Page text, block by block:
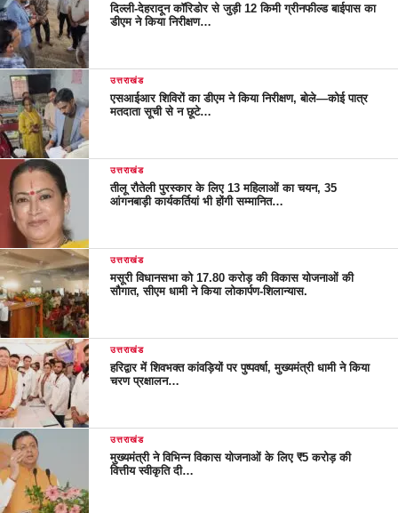
दिल्ली-देहरादून कॉरिडोर से जुड़ी 12 किमी ग्रीनफील्ड बाईपास का
डीएम ने किया निरीक्षण…
उत्तराखंड
एसआईआर शिविरों का डीएम ने किया निरीक्षण, बोले—कोई पात्र
मतदाता सूची से न छूटे…
उत्तराखंड
तीलू रौतेली पुरस्कार के लिए 13 महिलाओं का चयन, 35
आंगनबाड़ी कार्यकर्तियां भी होंगी सम्मानित…
उत्तराखंड
मसूरी विधानसभा को 17.80 करोड़ की विकास योजनाओं की
सौगात, सीएम धामी ने किया लोकार्पण-शिलान्यास.
उत्तराखंड
हरिद्वार में शिवभक्त कांवड़ियों पर पुष्पवर्षा, मुख्यमंत्री धामी ने किया
चरण प्रक्षालन…
उत्तराखंड
मुख्यमंत्री ने विभिन्न विकास योजनाओं के लिए ₹5 करोड़ की
वित्तीय स्वीकृति दी…